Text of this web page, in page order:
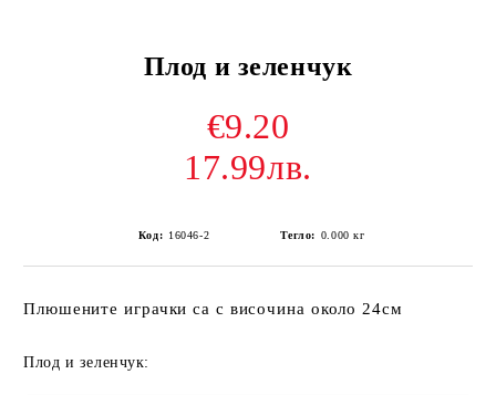
Плод и зеленчук
€9.20
17.99лв.
Код: 16046-2 Тегло: 0.000 кг
Плюшените играчки са с височина около 24см
Плод и зеленчук: